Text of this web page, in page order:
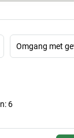
Omgang met
6